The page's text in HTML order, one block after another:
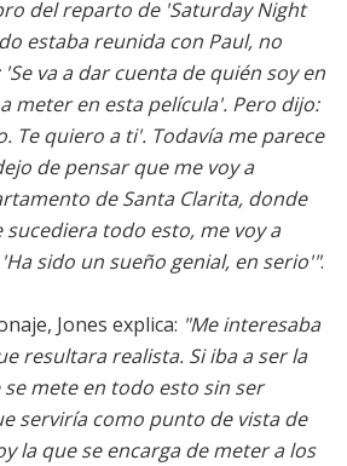
del reparto de 'Saturday Night
estaba reunida con Paul, no
va a dar cuenta de quién soy en
meter en esta película'. Pero dijo:
Te quiero a ti'. Todavía me parece
de pensar que me voy a
de Santa Clarita, donde
todo esto, me voy a
sido un sueño genial, en serio'".
Jones explica: "Me interesaba
resultara realista. Si iba a ser la
mete en todo esto sin ser
serviría como punto de vista de
la que se encarga de meter a los